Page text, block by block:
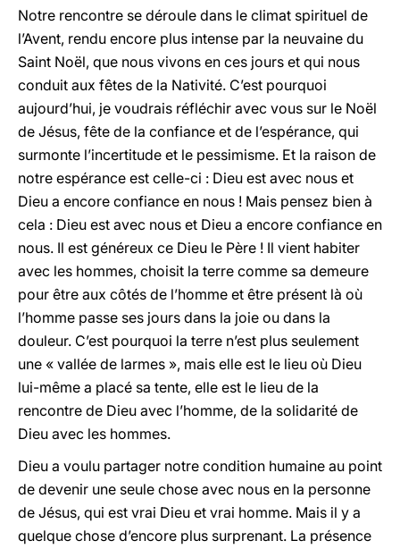
Notre rencontre se déroule dans le climat spirituel de
l’Avent, rendu encore plus intense par la neuvaine du
Saint Noël, que nous vivons en ces jours et qui nous
conduit aux fêtes de la Nativité. C’est pourquoi
aujourd’hui, je voudrais réfléchir avec vous sur le Noël
de Jésus, fête de la confiance et de l’espérance, qui
surmonte l’incertitude et le pessimisme. Et la raison de
notre espérance est celle-ci : Dieu est avec nous et
Dieu a encore confiance en nous ! Mais pensez bien à
cela : Dieu est avec nous et Dieu a encore confiance en
nous. Il est généreux ce Dieu le Père ! Il vient habiter
avec les hommes, choisit la terre comme sa demeure
pour être aux côtés de l’homme et être présent là où
l’homme passe ses jours dans la joie ou dans la
douleur. C’est pourquoi la terre n’est plus seulement
une « vallée de larmes », mais elle est le lieu où Dieu
lui-même a placé sa tente, elle est le lieu de la
rencontre de Dieu avec l’homme, de la solidarité de
Dieu avec les hommes.
Dieu a voulu partager notre condition humaine au point
de devenir une seule chose avec nous en la personne
de Jésus, qui est vrai Dieu et vrai homme. Mais il y a
quelque chose d’encore plus surprenant. La présence